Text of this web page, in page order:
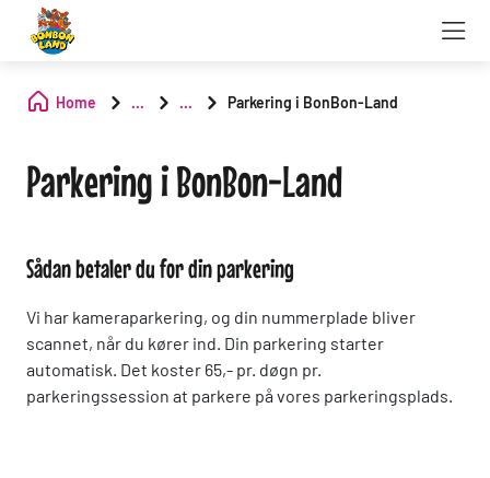
Home ... ... Parkering i BonBon-Land
Parkering i BonBon-Land
Sådan betaler du for din parkering
Vi har kameraparkering, og din nummerplade bliver
scannet, når du kører ind. Din parkering starter
automatisk. Det koster 65,- pr. døgn pr.
parkeringssession at parkere på vores parkeringsplads.